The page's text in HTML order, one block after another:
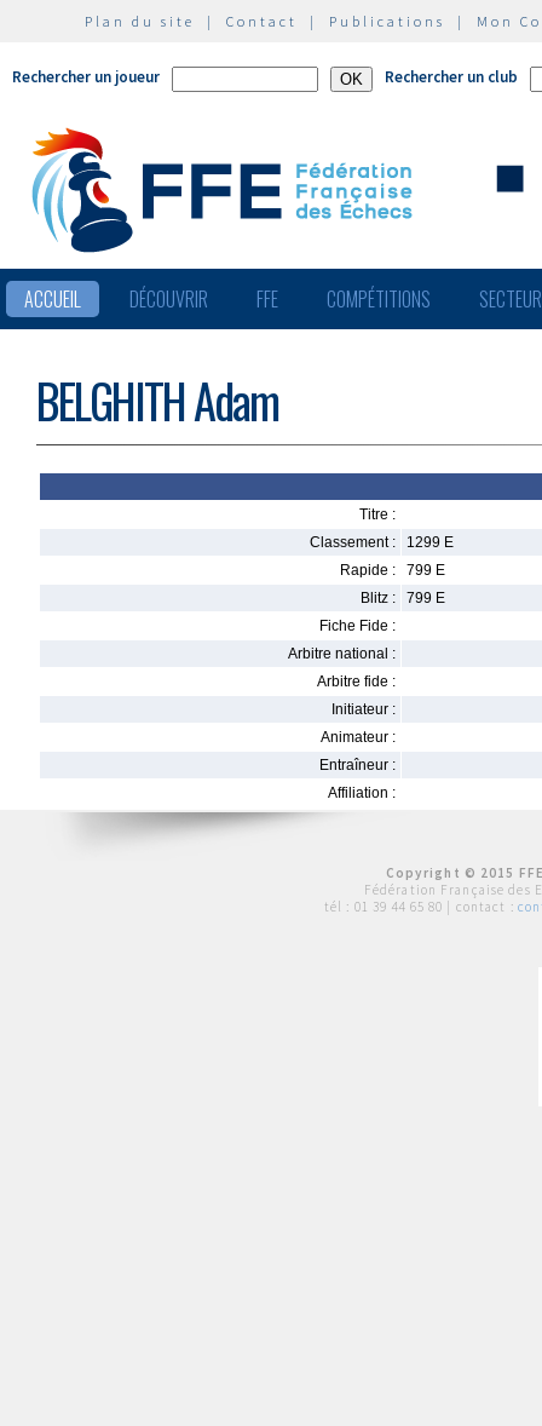
Plan du site | Contact | Publications | Mon
Rechercher un joueur Rechercher un club
ACCUEIL DÉCOUVRIR FFE COMPÉTITIONS
BELGHITH Adam
Titre :
Classement :
1299 E
Rapide :
799 E
Blitz :
799 E
Fiche Fide :
Arbitre national :
Arbitre fide :
Initiateur :
Animateur :
Entraîneur :
Affiliation :
Copyright © 2015
Fédération Française des
tél : 01 39 44 65 80 | contact :